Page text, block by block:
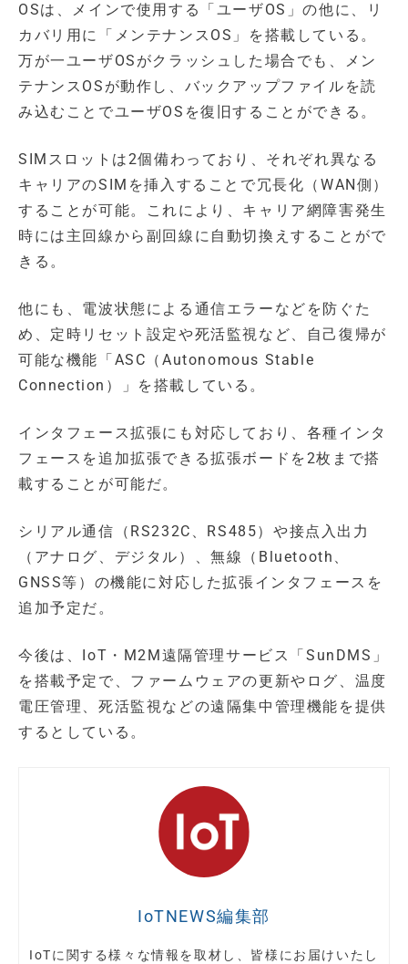
OSは、メインで使用する「ユーザOS」の他に、リ
カバリ用に「メンテナンスOS」を搭載している。
万が一ユーザOSがクラッシュした場合でも、メン
テナンスOSが動作し、バックアップファイルを読
み込むことでユーザOSを復旧することができる。
SIMスロットは2個備わっており、それぞれ異なる
キャリアのSIMを挿入することで冗長化（WAN側）
することが可能。これにより、キャリア網障害発生
時には主回線から副回線に自動切換えすることがで
きる。
他にも、電波状態による通信エラーなどを防ぐた
め、定時リセット設定や死活監視など、自己復帰が
可能な機能「ASC（Autonomous Stable
Connection）」を搭載している。
インタフェース拡張にも対応しており、各種インタ
フェースを追加拡張できる拡張ボードを2枚まで搭
載することが可能だ。
シリアル通信（RS232C、RS485）や接点入出力
（アナログ、デジタル）、無線（Bluetooth、
GNSS等）の機能に対応した拡張インタフェースを
追加予定だ。
今後は、IoT・M2M遠隔管理サービス「SunDMS」
を搭載予定で、ファームウェアの更新やログ、温度
電圧管理、死活監視などの遠隔集中管理機能を提供
するとしている。
IoTNEWS編集部
IoTに関する様々な情報を取材し、皆様にお届けいたし